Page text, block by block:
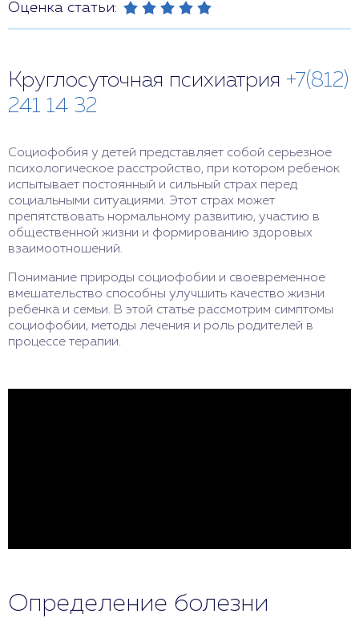
Оценка статьи:
Круглосуточная психиатрия +7(812)
241 14 32
Социофобия у детей представляет собой серьезное
психологическое расстройство, при котором ребенок
испытывает постоянный и сильный страх перед
социальными ситуациями. Этот страх может
препятствовать нормальному развитию, участию в
общественной жизни и формированию здоровых
взаимоотношений.
Понимание природы социофобии и своевременное
вмешательство способны улучшить качество жизни
ребенка и семьи. В этой статье рассмотрим симптомы
социофобии, методы лечения и роль родителей в
процессе терапии.
Определение болезни